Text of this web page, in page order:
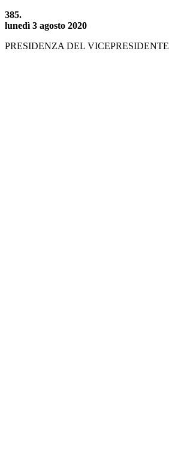
385.
lunedì 3 agosto 2020
PRESIDENZA DEL VICEPRESIDENTE